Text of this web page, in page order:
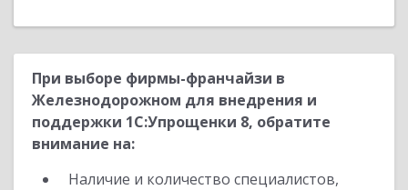
При выборе фирмы-франчайзи в
Железнодорожном для внедрения и
поддержки 1С:Упрощенки 8, обратите
внимание на:
Наличие и количество специалистов,